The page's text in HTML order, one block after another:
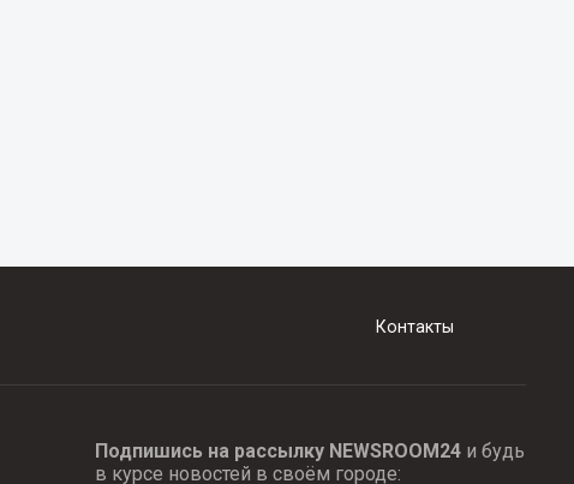
Контакты
Подпишись на рассылку NEWSROOM24и будь
в курсе новостей в своём городе: